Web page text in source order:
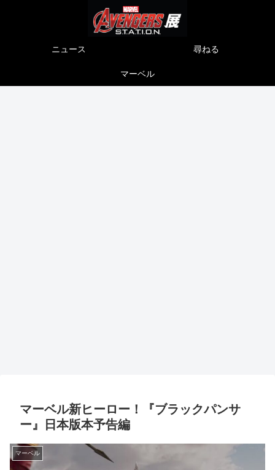
ニュース 尋ねる
マーベル
マーベル新ヒーロー！『ブラックパンサ
ー』日本版本予告編
マーベル